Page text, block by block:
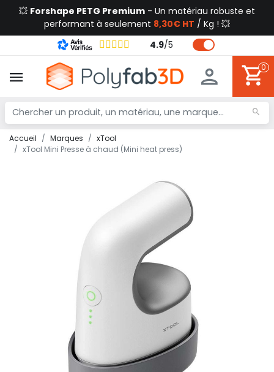
💥 Forshape PETG Premium - Un matériau robuste et
performant à seulement 8,30€ HT / Kg ! 💥
4.9/5
0
Accueil Marques
xTool
xTool Mini Presse à chaud (Mini heat press)